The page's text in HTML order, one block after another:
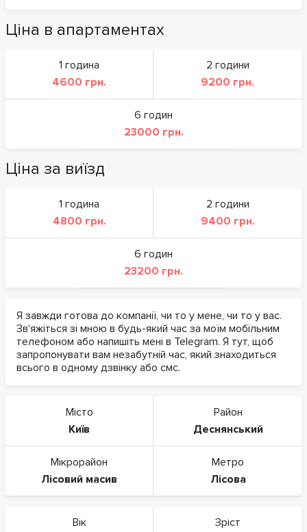
Ціна в апартаментах
1 година
4600 грн.
2 години
9200 грн.
6 годин
23000 грн.
Ціна за виїзд
1 година
4800 грн.
2 години
9400 грн.
6 годин
23200 грн.
Я завжди готова до компанії, чи то у мене, чи то у вас.
Зв'яжіться зі мною в будь-який час за моїм мобільним
телефоном або напишіть мені в Telegram. Я тут, щоб
запропонувати вам незабутній час, який знаходиться
всього в одному дзвінку або смс.
Місто
Київ
Район
Деснянський
Мікрорайон
Лісовий масив
Метро
Лісова
Вік Зріст